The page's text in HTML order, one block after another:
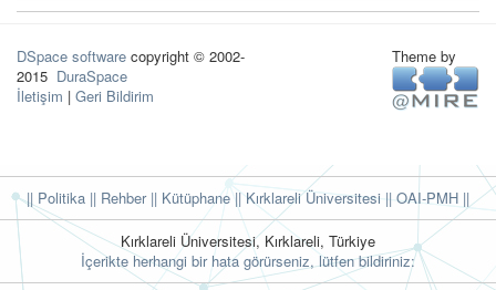
DSpace software copyright © 2002-
2015 DuraSpace
İletişim | Geri Bildirim
Theme by
|| Politika || Rehber|| Kütüphane|| Kırklareli Üniversitesi || OAI-PMH ||
Kırklareli Üniversitesi, Kırklareli, Türkiye
İçerikte herhangi bir hata görürseniz, lütfen bildiriniz: